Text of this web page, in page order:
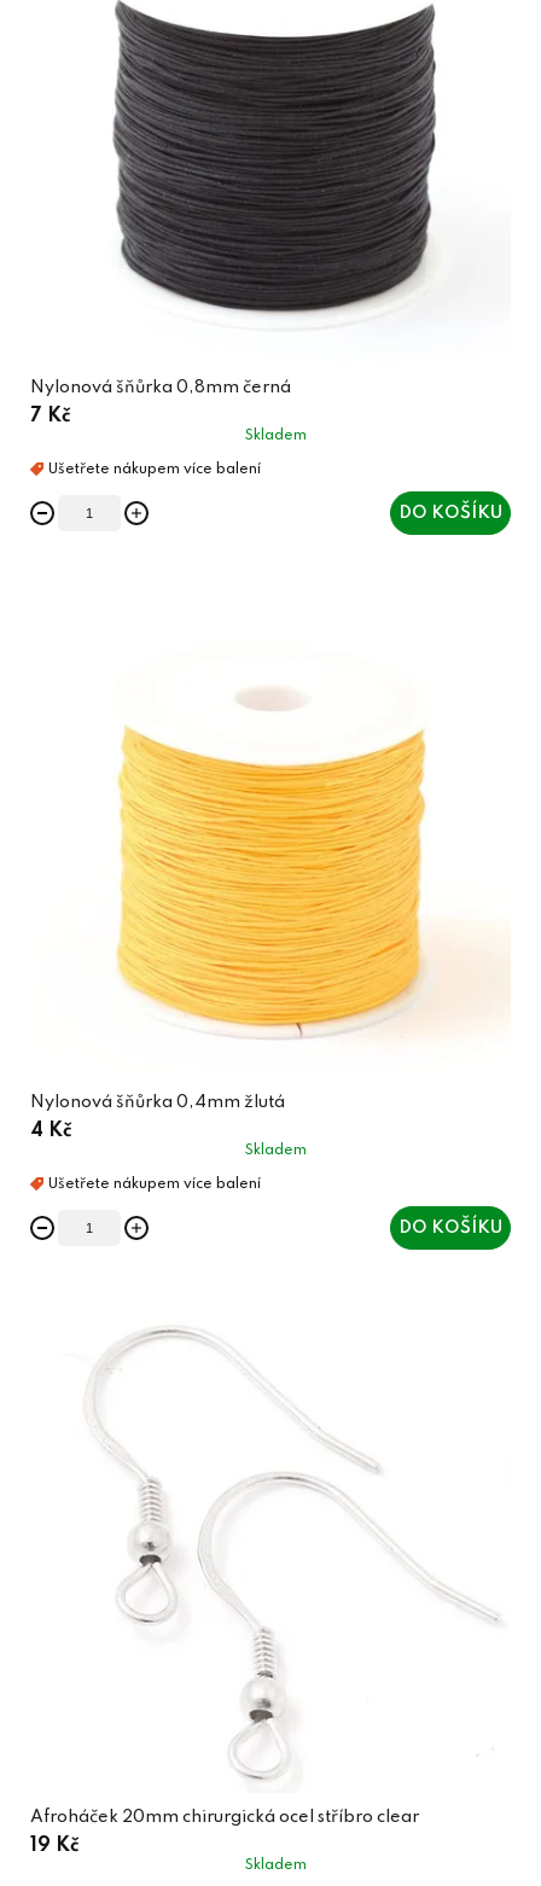
Nylonová šňůrka 0,8mm černá
7 Kč
Skladem
DO KOŠÍKU
Nylonová šňůrka 0,4mm žlutá
4 Kč
Skladem
DO KOŠÍKU
Afroháček 20mm chirurgická ocel stříbro clear
19 Kč
Skladem